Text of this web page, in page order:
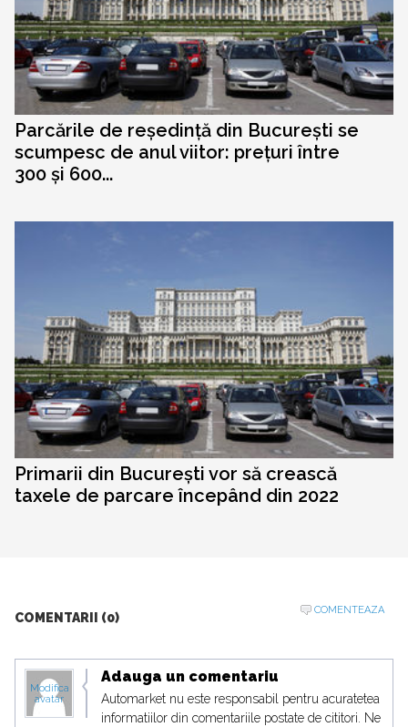
Parcările de reședință din București se
scumpesc de anul viitor: prețuri între
300 și 600...
Primarii din București vor să crească
taxele de parcare începând din 2022
COMENTARII (0)
COMENTEAZA
Modifica
avatar
Adauga un comentariu
Automarket nu este responsabil pentru acuratetea
informatiilor din comentariile postate de cititori. Ne